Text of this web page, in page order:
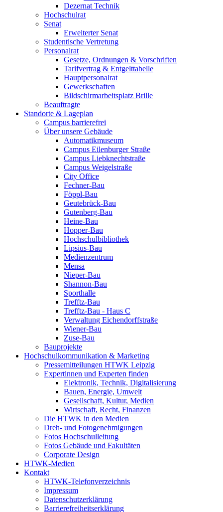
Dezernat Technik
Hochschulrat
Senat
Erweiterter Senat
Studentische Vertretung
Personalrat
Gesetze, Ordnungen & Vorschriften
Tarifvertrag & Entgelttabelle
Hauptpersonalrat
Gewerkschaften
Bildschirmarbeitsplatz Brille
Beauftragte
Standorte & Lageplan
Campus barrierefrei
Über unsere Gebäude
Automatikmuseum
Campus Eilenburger Straße
Campus Liebknechtstraße
Campus Weigelstraße
City Office
Fechner-Bau
Föppl-Bau
Geutebrück-Bau
Gutenberg-Bau
Heine-Bau
Hopper-Bau
Hochschulbibliothek
Lipsius-Bau
Medienzentrum
Mensa
Nieper-Bau
Shannon-Bau
Sporthalle
Trefftz-Bau
Trefftz-Bau - Haus C
Verwaltung Eichendorffstraße
Wiener-Bau
Zuse-Bau
Bauprojekte
Hochschulkommunikation & Marketing
Pressemitteilungen HTWK Leipzig
Expertinnen und Experten finden
Elektronik, Technik, Digitalisierung
Bauen, Energie, Umwelt
Gesellschaft, Kultur, Medien
Wirtschaft, Recht, Finanzen
Die HTWK in den Medien
Dreh- und Fotogenehmigungen
Fotos Hochschulleitung
Fotos Gebäude und Fakultäten
Corporate Design
HTWK-Medien
Kontakt
HTWK-Telefonverzeichnis
Impressum
Datenschutzerklärung
Barrierefreiheitserklärung